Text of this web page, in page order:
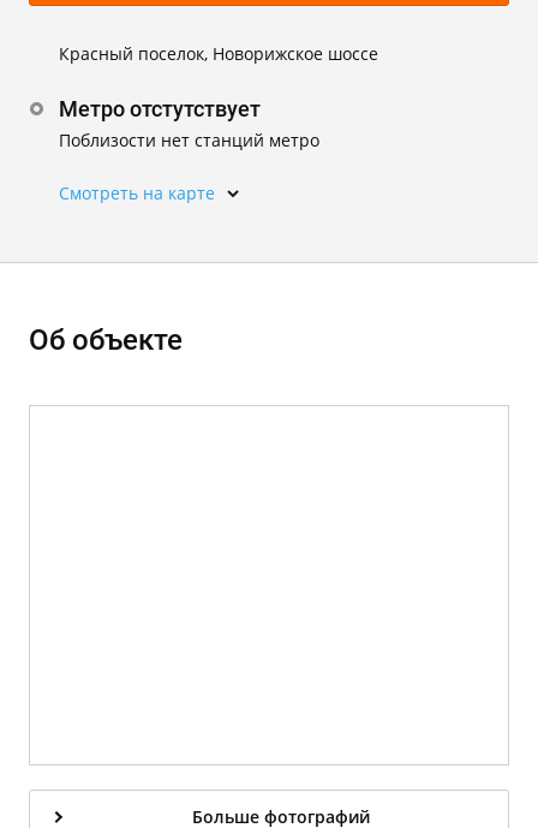
Красный поселок, Новорижское шоссе
Метро отстутствует
Поблизости нет станций метро
Смотреть на карте
Об объекте
Больше фотографий